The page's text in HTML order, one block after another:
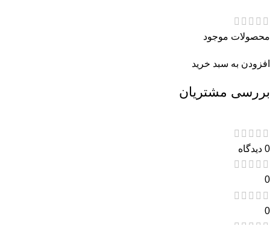
محصولات موجود
افزودن به سبد خرید
بررسی مشتریان
0 دیدگاه
0
0